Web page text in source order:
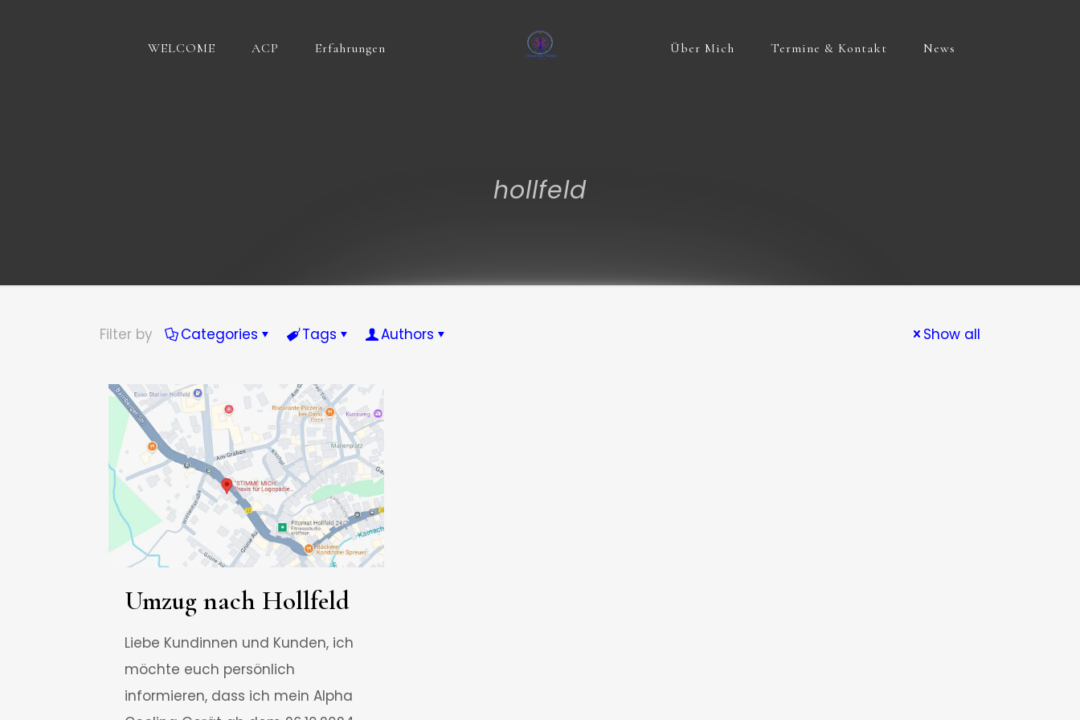
WELCOME ACP Erfahrungen Über Mich Termine & Kontakt News
hollfeld
Filter by Categories Tags Authors Show all
Umzug nach Hollfeld
Liebe Kundinnen und Kunden, ich
möchte euch persönlich
informieren, dass ich mein Alpha